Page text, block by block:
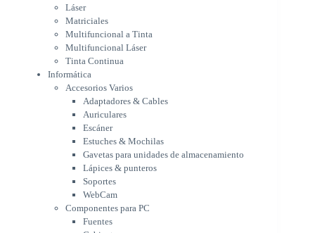
Adaptadores & Cables
Auriculares
Escáner
Estuches & Mochilas
Gavetas para unidades de
almacenamiento
Lápices & punteros
Soportes
WebCam
Componentes para PC
Fuentes
Gabinetes
Kit Mouses & Teclados
Memoria RAM
Monitores
Mouses & Pads
Placas Madres
Láser
Matriciales
Multifuncional a Tinta
Multifuncional Láser
Tinta Continua
Informática
Accesorios Varios
Adaptadores & Cables
Auriculares
Escáner
Estuches & Mochilas
Gavetas para unidades de almacenamiento
Lápices & punteros
Soportes
WebCam
Componentes para PC
Fuentes